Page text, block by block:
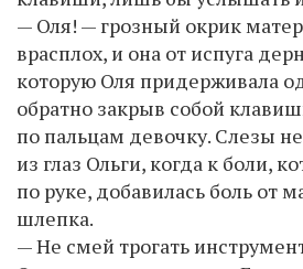
— Оля! — грозный окрик
врасплох, и она от испуга
которую Оля придерживала
обратно закрыв собой
по пальцам девочку. Слезы
из глаз Ольги, когда к боли,
по руке, добавилась боль от
шлепка.
— Не смей трогать